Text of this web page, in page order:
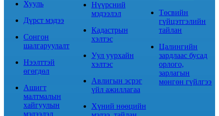
Хууль
Дүрст мэдээ
Сонгон
шалгаруулалт
Нээлттэй
өгөгдөл
Ашигт
малтмалын
хайгуулын
мэдээлэл
Нүүрсний
мэдээлэл
Кадастрын
хэлтэс
Уул уурхайн
хэлтэс
Авлигын эсрэг
үйл ажиллагаа
Хүний нөөцийн
Төсвийн
гүйцэтгэлийн
тайлан
Цалингийн
зардлаас бусад
орлого,
зарлагын
мөнгөн гүйлгээ